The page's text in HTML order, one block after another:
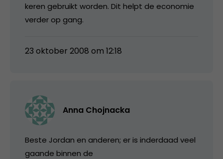
keren gebruikt worden. Dit helpt de economie
verder op gang.
23 oktober 2008 om 12:18
Anna Chojnacka
Beste Jordan en anderen; er is inderdaad veel
gaande binnen de